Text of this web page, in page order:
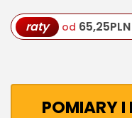
raty od 65,25PLN
POMIARY